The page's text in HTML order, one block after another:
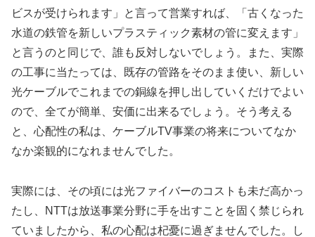
ビスが受けられます」と言って営業すれば、「古くなった
水道の鉄管を新しいプラスティック素材の管に変えます」
と言うのと同じで、誰も反対しないでしょう。また、実際
の工事に当たっては、既存の管路をそのまま使い、新しい
光ケーブルでこれまでの銅線を押し出していくだけでよい
ので、全てが簡単、安価に出来るでしょう。そう考える
と、心配性の私は、ケーブルTV事業の将来についてなか
なか楽観的になれませんでした。
実際には、その頃には光ファイバーのコストも未だ高かっ
たし、NTTは放送事業分野に手を出すことを固く禁じられ
ていましたから、私の心配は杞憂に過ぎませんでした。し